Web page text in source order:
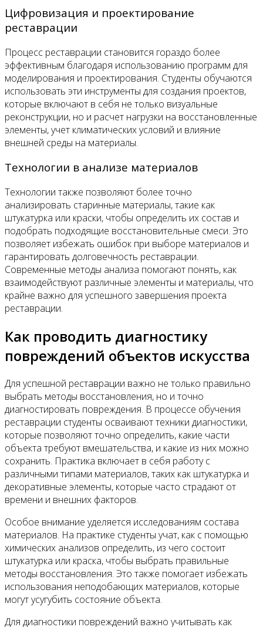
Цифровизация и проектирование
реставрации
Процесс реставрации становится гораздо более
эффективным благодаря использованию программ для
моделирования и проектирования. Студенты обучаются
использовать эти инструменты для создания проектов,
которые включают в себя не только визуальные
реконструкции, но и расчет нагрузки на восстановленные
элементы, учет климатических условий и влияние
внешней среды на материалы.
Технологии в анализе материалов
Технологии также позволяют более точно
анализировать старинные материалы, такие как
штукатурка или краски, чтобы определить их состав и
подобрать подходящие восстановительные смеси. Это
позволяет избежать ошибок при выборе материалов и
гарантировать долговечность реставрации.
Современные методы анализа помогают понять, как
взаимодействуют различные элементы и материалы, что
крайне важно для успешного завершения проекта
реставрации.
Как проводить диагностику
повреждений объектов искусства
Для успешной реставрации важно не только правильно
выбрать методы восстановления, но и точно
диагностировать повреждения. В процессе обучения
реставрации студенты осваивают техники диагностики,
которые позволяют точно определить, какие части
объекта требуют вмешательства, и какие из них можно
сохранить. Практика включает в себя работу с
различными типами материалов, таких как штукатурка и
декоративные элементы, которые часто страдают от
времени и внешних факторов.
Особое внимание уделяется исследованиям состава
материалов. На практике студенты учат, как с помощью
химических анализов определить, из чего состоит
штукатурка или краска, чтобы выбрать правильные
методы восстановления. Это также помогает избежать
использования неподобающих материалов, которые
могут усугубить состояние объекта.
Для диагностики повреждений важно учитывать как